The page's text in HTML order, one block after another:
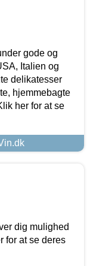
gode og
Italien og
delikatesser
hjemmebagte
her for at se
dig mulighed
for at se deres